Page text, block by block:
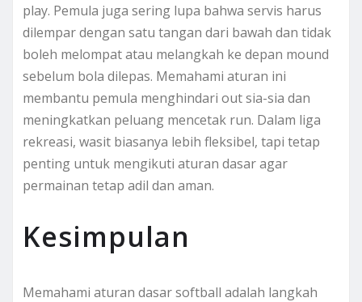
play. Pemula juga sering lupa bahwa servis harus
dilempar dengan satu tangan dari bawah dan tidak
boleh melompat atau melangkah ke depan mound
sebelum bola dilepas. Memahami aturan ini
membantu pemula menghindari out sia-sia dan
meningkatkan peluang mencetak run. Dalam liga
rekreasi, wasit biasanya lebih fleksibel, tapi tetap
penting untuk mengikuti aturan dasar agar
permainan tetap adil dan aman.
Kesimpulan
Memahami aturan dasar softball adalah langkah